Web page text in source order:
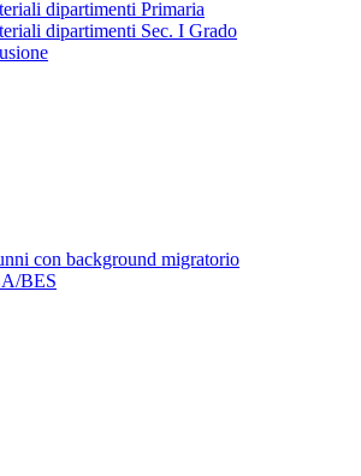
dipartimenti Primaria
dipartimenti Sec. I Grado
con background migratorio
BES